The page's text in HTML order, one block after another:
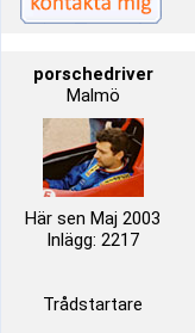
porschedriver
Malmö
Här sen Maj 2003
Inlägg: 2217
Trådstartare